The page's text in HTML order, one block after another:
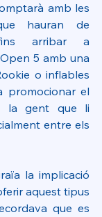
amb les
hauran de
arribar a
5 amb una
o inflables
promocionar el
la gent que li
entre els
la implicació
aquest tipus
que es